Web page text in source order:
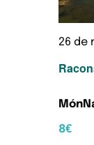
26 de
8€